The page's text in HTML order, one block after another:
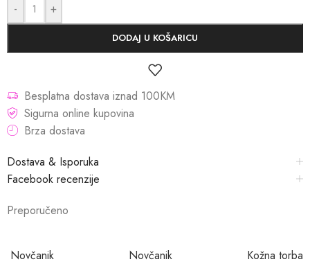
- +
DODAJ U KOŠARICU
Besplatna dostava iznad 100KM
Sigurna online kupovina
Brza dostava
Dostava & Isporuka
Facebook recenzije
Preporučeno
Novčanik
Novčanik
Kožna torba